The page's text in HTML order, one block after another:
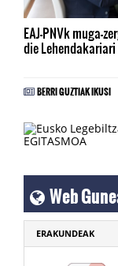
EAJ-PNVk muga-
die
BERRI GUZTIAK IKUSI
Web
ERAKUNDEAK